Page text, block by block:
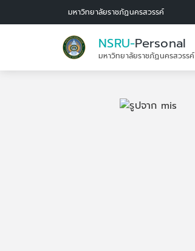
มหาวิทยาลัยราชภัฏนครสวรรค์
NSRU-Personal
มหาวิทยาลัยราชภัฏนครสวรรค์